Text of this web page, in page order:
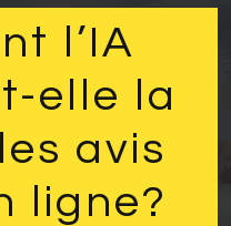
l’IA
elle la
avis
ligne?